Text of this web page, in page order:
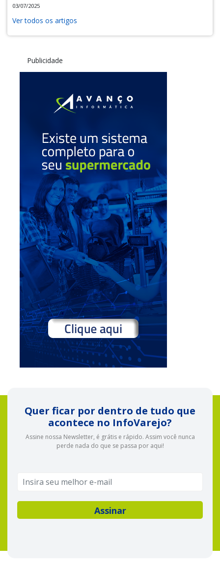
03/07/2025
Ver todos os artigos
Publicidade
Quer ficar por dentro de tudo que
acontece no InfoVarejo?
Assine nossa Newsletter, é grátis e rápido. Assim você nunca
perde nada do que se passa por aqui!